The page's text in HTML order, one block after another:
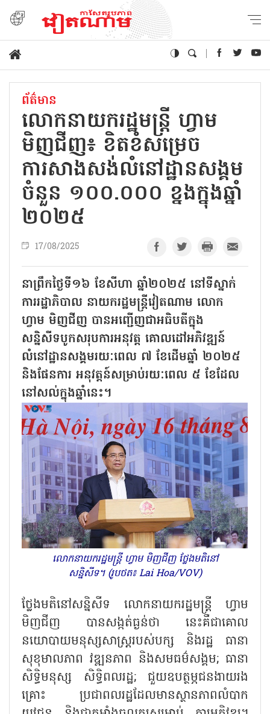
ព័ត៌មាន
លោកនាយករដ្ឋមន្ត្រី ហ្វាម
មិញជីញ៖ ខិតខំសម្រេច
ការសាងសង់លំនៅដ្ឋានសង្គម
ចំនួន ១០០.០០០ ខ្នងក្នុងឆ្នាំ
២០២៥
17/08/2025
នាព្រឹកថ្ងៃទី១៦ ខែសីហា ឆ្នាំ២០២៥ នៅទីស្នាក់
ការរដ្ឋាភិបាល នាយករដ្ឋមន្ត្រីវៀតណាម លោក
ហ្វាម មិញជីញ បានអញ្ជើញជាអធិបតីក្នុង
សន្និសីទបូកសរុបការអនុវត្ត គោលដៅអភិវឌ្ឍន៍
លំនៅដ្ឋានសង្គមរយៈពេល ៧ ខែដើមឆ្នាំ ២០២៥
និងផែនការ អនុវត្តន៍សម្រាប់រយៈពេល ៥ ខែដែល
នៅសល់ក្នុងឆ្នាំនេះ។
លោកនាយករដ្ឋមន្ត្រី ហ្វាម មិញជីញ ថ្លែងមតិនៅ
សន្និសីទ។ (រូបថត៖ Lai Hoa/VOV)
ថ្លែងមតិនៅសន្និសីទ លោកនាយករដ្ឋមន្ត្រី ហ្វាម
មិញជីញ បានសង្កត់ធ្ងន់ថា នេះគឺជាគោល
នយោបាយមនុស្សសាស្ត្ររបស់បក្ស និងរដ្ឋ ធានា
សុខុមាលភាព វឌ្ឍនភាព និងសមធម៌សង្គម; ធានា
សិទ្ធិមនុស្ស សិទ្ធិពលរដ្ឋ; ជួយឧបត្ថម្ភជនងាយរង
គ្រោះ ប្រជាពលរដ្ឋដែលមានស្ថានភាពលំបាក